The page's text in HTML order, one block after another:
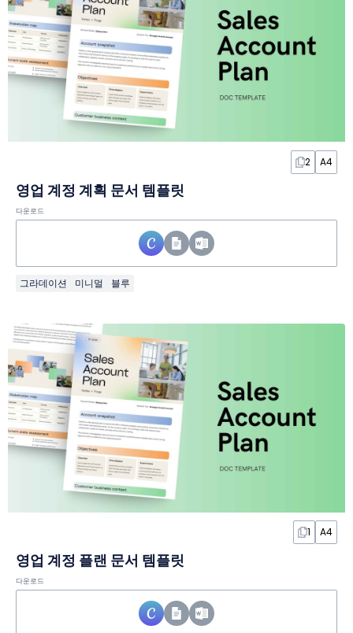
2 A4
영업 계정 계획 문서 템플릿
다운로드
그라데이션 미니멀 블루
1 A4
영업 계정 플랜 문서 템플릿
다운로드